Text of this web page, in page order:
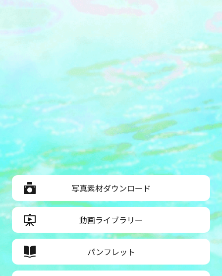
写真素材ダウンロード
動画ライブラリー
パンフレット